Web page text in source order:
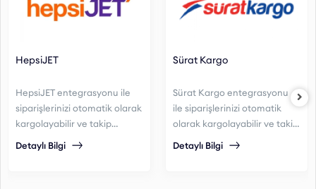
HepsiJET
HepsiJET entegrasyonu ile
siparişlerinizi otomatik olarak
kargolayabilir ve takip
Detaylı Bilgi
Sürat Kargo
Sürat Kargo entegrasyonu
ile siparişlerinizi otomatik
olarak kargolayabilir ve takip
Detaylı Bilgi